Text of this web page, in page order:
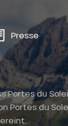
Presse
Portes du
Portes du